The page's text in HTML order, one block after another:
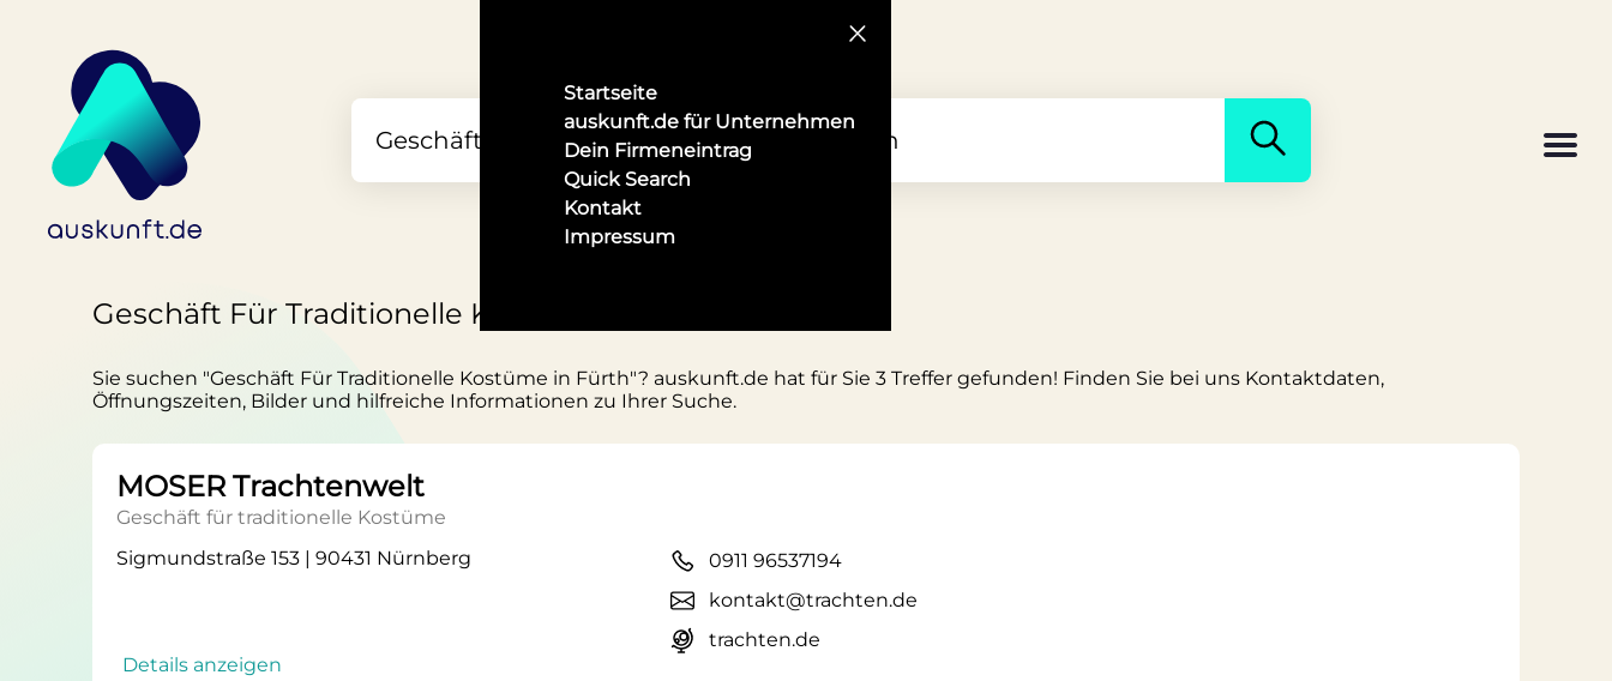
Startseite
auskunft.de für Unternehmen
Dein Firmeneintrag
Quick Search
Kontakt
Impressum
Geschäft Für Traditionelle Kostüme in Fürth
Sie suchen "Geschäft Für Traditionelle Kostüme in Fürth"? auskunft.de hat für Sie 3 Treffer gefunden! Finden Sie bei uns Kontaktdaten,
Öffnungszeiten, Bilder und hilfreiche Informationen zu Ihrer Suche.
MOSER Trachtenwelt
Geschäft für traditionelle Kostüme
Sigmundstraße 153 | 90431 Nürnberg
Details anzeigen
0911 96537194
kontakt@trachten.de
trachten.de